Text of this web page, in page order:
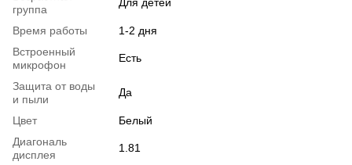
группа
Для детей
Время работы
1-2 дня
Встроенный
микрофон
Есть
Защита от воды
и пыли
Да
Цвет
Белый
Диагональ
дисплея
1.81